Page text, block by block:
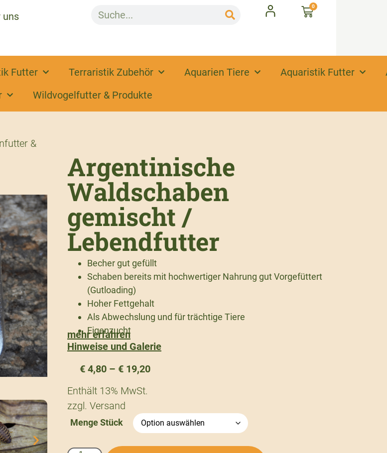
uns
0
Futter Terraristik Zubehör Aquarien Tiere Aquaristik Futter
Wildvogelfutter & Produkte
&
Argentinische
Waldschaben
gemischt /
Lebendfutter
Becher gut gefüllt
Schaben bereits mit hochwertiger Nahrung gut Vorgefüttert
(Gutloading)
Hoher Fettgehalt
Als Abwechslung und für trächtige Tiere
Eigenzucht
mehr erfahren
Hinweise und Galerie
€ 4,80 – € 19,20
Enthält 13% MwSt.
zzgl. Versand
Menge Stück